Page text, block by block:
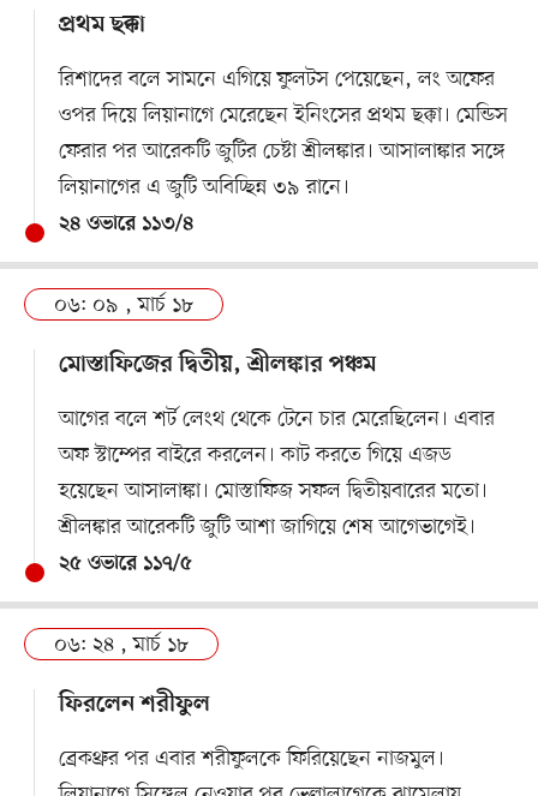
প্রথম ছক্কা
রিশাদের বলে সামনে এগিয়ে ফুলটস পেয়েছেন, লং অফের
ওপর দিয়ে লিয়ানাগে মেরেছেন ইনিংসের প্রথম ছক্কা। মেন্ডিস
ফেরার পর আরেকটি জুটির চেষ্টা শ্রীলঙ্কার। আসালাঙ্কার সঙ্গে
লিয়ানাগের এ জুটি অবিচ্ছিন্ন ৩৯ রানে।
২৪ ওভারে ১১৩/৪
০৬: ০৯ , মার্চ ১৮
মোস্তাফিজের দ্বিতীয়, শ্রীলঙ্কার পঞ্চম
আগের বলে শর্ট লেংথ থেকে টেনে চার মেরেছিলেন। এবার
অফ স্টাম্পের বাইরে করলেন। কাট করতে গিয়ে এজড
হয়েছেন আসালাঙ্কা। মোস্তাফিজ সফল দ্বিতীয়বারের মতো।
শ্রীলঙ্কার আরেকটি জুটি আশা জাগিয়ে শেষ আগেভাগেই।
২৫ ওভারে ১১৭/৫
০৬: ২৪ , মার্চ ১৮
ফিরলেন শরীফুল
ব্রেকথ্রুর পর এবার শরীফুলকে ফিরিয়েছেন নাজমুল।